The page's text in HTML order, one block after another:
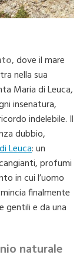
, dove il mare
nella sua
Maria di Leuca,
insenatura,
indelebile. Il
dubbio,
Leuca: un
profumi
in cui l’uomo
finalmente
gentili e da una
naturale